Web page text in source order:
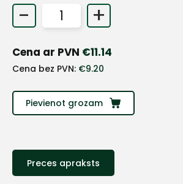
- +
Cena ar PVN €11.14
Cena bez PVN: €9.20
Pievienot grozam
Preces apraksts